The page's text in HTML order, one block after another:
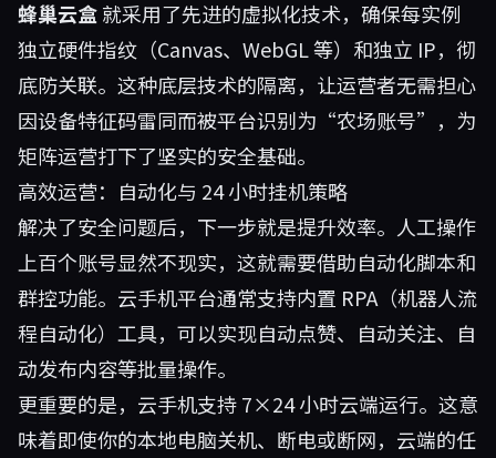
蜂巢云盒就采用了先进的虚拟化技术，确保每实例
独立硬件指纹（Canvas、WebGL 等）和独立 IP，彻
底防关联。这种底层技术的隔离，让运营者无需担心
因设备特征码雷同而被平台识别为“农场账号”，为
矩阵运营打下了坚实的安全基础。
高效运营：自动化与 24 小时挂机策略
解决了安全问题后，下一步就是提升效率。人工操作
上百个账号显然不现实，这就需要借助自动化脚本和
群控功能。云手机平台通常支持内置 RPA（机器人流
程自动化）工具，可以实现自动点赞、自动关注、自
动发布内容等批量操作。
更重要的是，云手机支持 7×24 小时云端运行。这意
味着即使你的本地电脑关机、断电或断网，云端的任